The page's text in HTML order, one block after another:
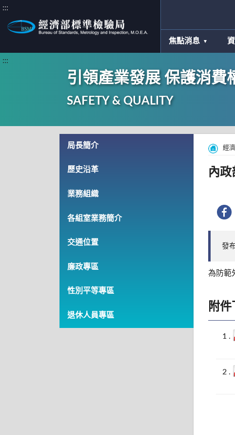
:::
焦點消息
:::
引領產業發展 保護消費
SAFETY & QUALITY
局長簡介
歷史沿革
業務組織
各組室業務簡介
交通位置
廉政專區
性別平等專區
退休人員專區
經
內
發
為防範
附件